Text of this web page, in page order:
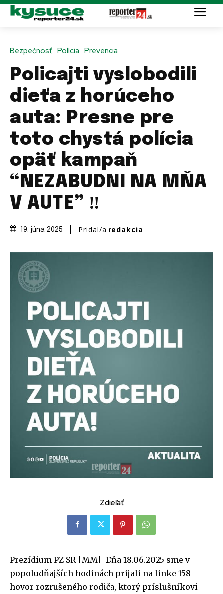
Bezpečnosť Polícia Prevencia
Policajti vyslobodili
dieťa z horúceho
auta: Presne pre
toto chystá polícia
opäť kampaň
“NEZABUDNI NA MŇA
V AUTE” ‼
19. júna 2025 Pridal/a redakcia
Zdieľať
Prezídium PZ SR |MM| Dňa 18.06.2025 sme v
popoludňajších hodinách prijali na linke 158
hovor rozrušeného rodiča, ktorý príslušníkovi